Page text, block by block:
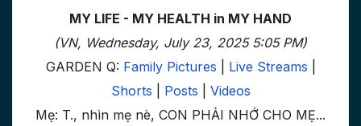
MY LIFE - MY HEALTH in MY HAND
(VN, Wednesday, July 23, 2025 5:05 PM)
GARDEN Q: Family Pictures Live Streams
Shorts
Posts
Videos
Mẹ: T., nhìn mẹ nè, CON PHẢI NHỚ CHO MẸ...